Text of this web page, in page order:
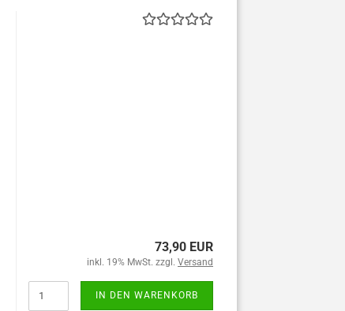
73,90 EUR
inkl. 19% MwSt. zzgl. Versand
IN DEN WARENKORB